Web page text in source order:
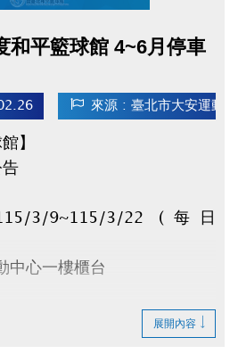
和平籃球館 4~6月停車
來源 : 臺北市大安運動
】
3/9~115/3/22 (每日
中心一樓櫃台
展開內容